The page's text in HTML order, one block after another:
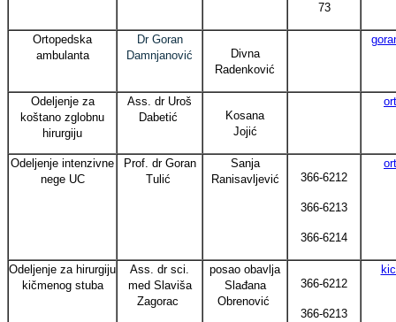
73
Ortopedska
ambulanta
Dr Goran
Damnjanović
Divna
Radenković
Odeljenje za
koštano zglobnu
hirurgiju
Ass. dr Uroš
Dabetić
Kosana
Jojić
Odeljenje intenzivne
nege UC
Prof. dr Goran
Tulić
Sanja
Ranisavljević
366-6212
366-6213
366-6214
Odeljenje za hirurgiju
kičmenog stuba
Ass. dr sci.
med Slaviša
Zagorac
posao obavlja
Slađana
Obrenović
366-6212
366-6213